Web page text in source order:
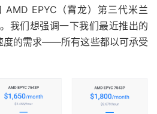
EPYC（霄龙）第三代米兰
我们想强调一下我们最近推出的
度的需求——所有这些都以可承受